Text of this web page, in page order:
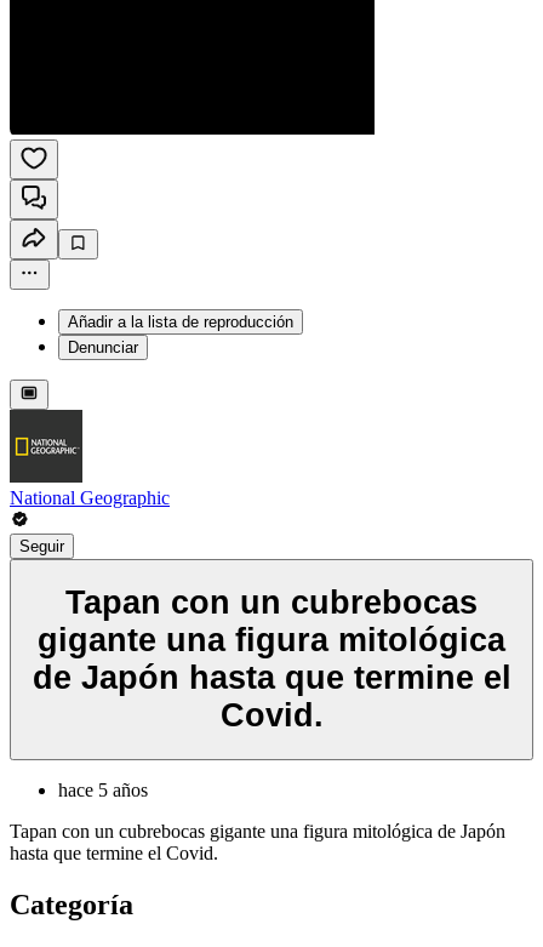
Añadir a la lista de reproducción
Denunciar
National Geographic
Seguir
Tapan con un cubrebocas
gigante una figura mitológica
de Japón hasta que termine el
Covid.
hace 5 años
Tapan con un cubrebocas gigante una figura mitológica de Japón
hasta que termine el Covid.
Categoría